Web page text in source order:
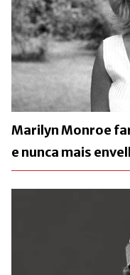
Marilyn Monroe
e nunca mais